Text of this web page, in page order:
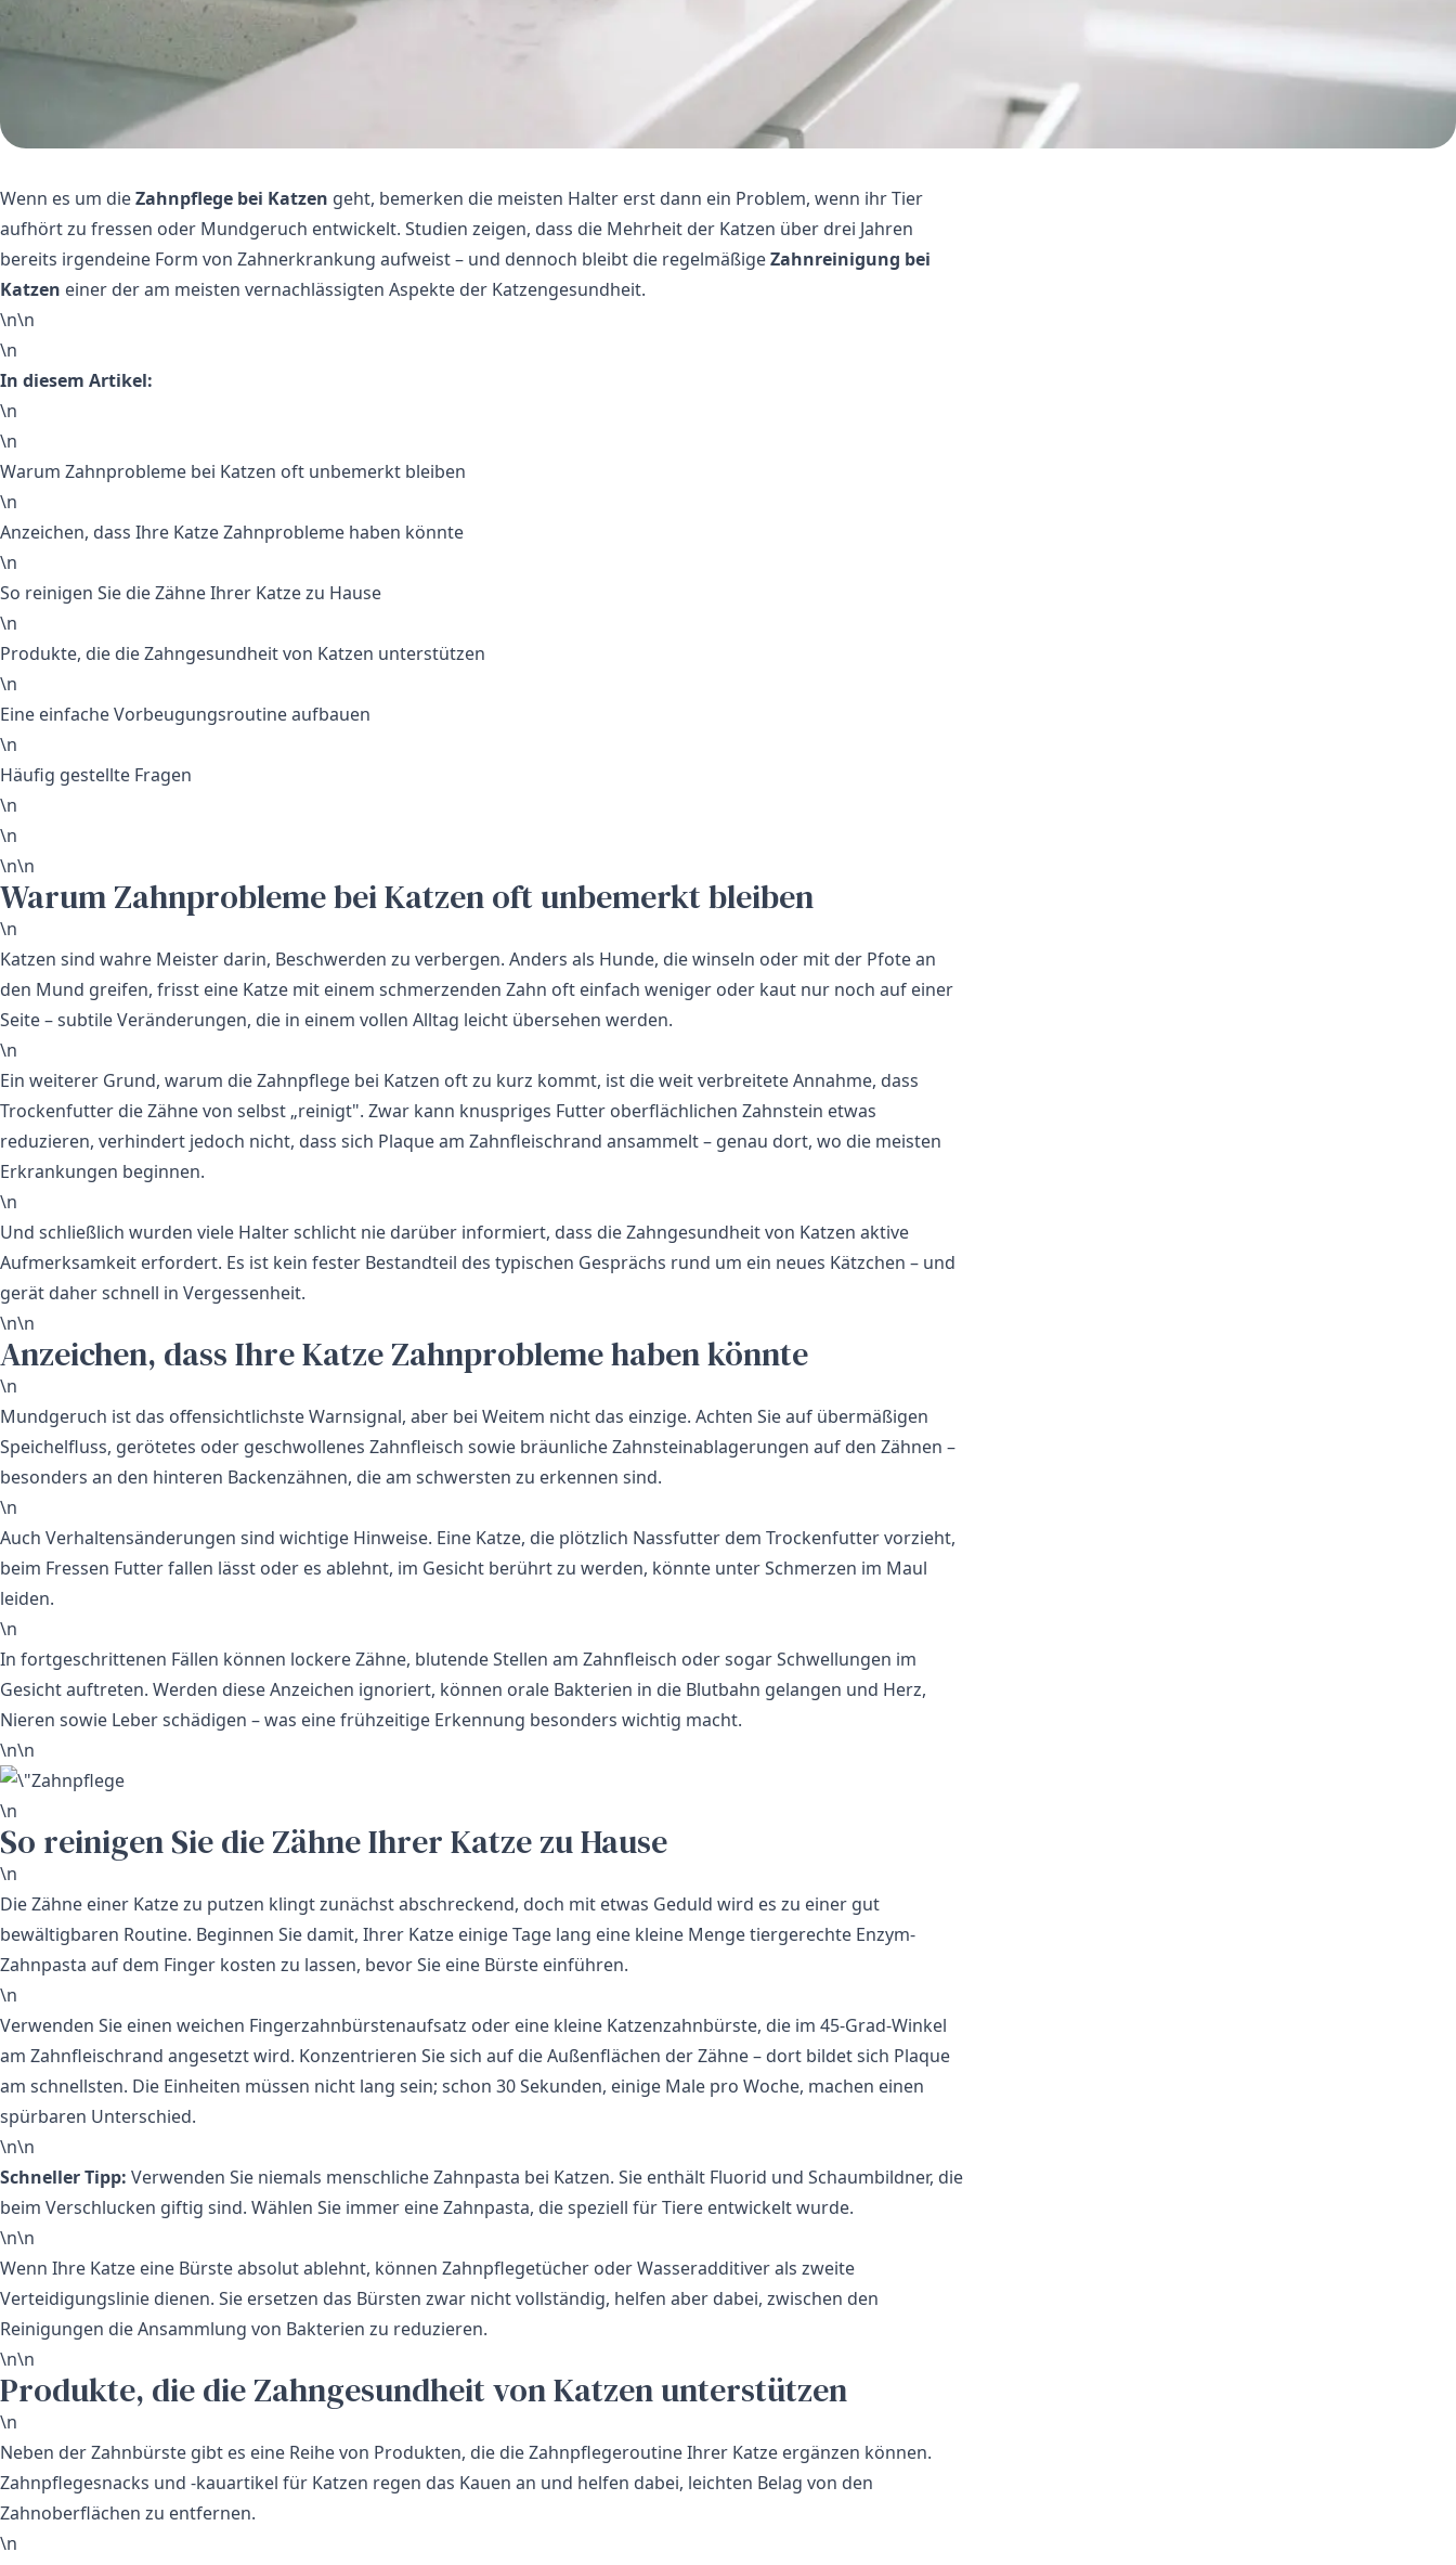
Wenn es um dieZahnpflege bei Katzen geht, bemerken die meisten Halter erst dann ein Problem, wenn ihr Tier
aufhört zu fressen oder Mundgeruch entwickelt. Studien zeigen, dass die Mehrheit der Katzen über drei Jahren
bereits irgendeine Form von Zahnerkrankung aufweist – und dennoch bleibt die regelmäßigeZahnreinigung bei
Katzen einer der am meisten vernachlässigten Aspekte der Katzengesundheit.
\n\n
\n
In diesem Artikel:
\n
\n
Warum Zahnprobleme bei Katzen oft unbemerkt bleiben
\n
Anzeichen, dass Ihre Katze Zahnprobleme haben könnte
\n
So reinigen Sie die Zähne Ihrer Katze zu Hause
\n
Produkte, die die Zahngesundheit von Katzen unterstützen
\n
Eine einfache Vorbeugungsroutine aufbauen
\n
Häufig gestellte Fragen
\n
\n
\n\n
Warum Zahnprobleme bei Katzen oft unbemerkt bleiben
\n
Katzen sind wahre Meister darin, Beschwerden zu verbergen. Anders als Hunde, die winseln oder mit der Pfote an
den Mund greifen, frisst eine Katze mit einem schmerzenden Zahn oft einfach weniger oder kaut nur noch auf einer
Seite – subtile Veränderungen, die in einem vollen Alltag leicht übersehen werden.
\n
Ein weiterer Grund, warum die Zahnpflege bei Katzen oft zu kurz kommt, ist die weit verbreitete Annahme, dass
Trockenfutter die Zähne von selbst „reinigt". Zwar kann knuspriges Futter oberflächlichen Zahnstein etwas
reduzieren, verhindert jedoch nicht, dass sich Plaque am Zahnfleischrand ansammelt – genau dort, wo die meisten
Erkrankungen beginnen.
\n
Und schließlich wurden viele Halter schlicht nie darüber informiert, dass die Zahngesundheit von Katzen aktive
Aufmerksamkeit erfordert. Es ist kein fester Bestandteil des typischen Gesprächs rund um ein neues Kätzchen – und
gerät daher schnell in Vergessenheit.
\n\n
Anzeichen, dass Ihre Katze Zahnprobleme haben könnte
\n
Mundgeruch ist das offensichtlichste Warnsignal, aber bei Weitem nicht das einzige. Achten Sie auf übermäßigen
Speichelfluss, gerötetes oder geschwollenes Zahnfleisch sowie bräunliche Zahnsteinablagerungen auf den Zähnen –
besonders an den hinteren Backenzähnen, die am schwersten zu erkennen sind.
\n
Auch Verhaltensänderungen sind wichtige Hinweise. Eine Katze, die plötzlich Nassfutter dem Trockenfutter vorzieht,
beim Fressen Futter fallen lässt oder es ablehnt, im Gesicht berührt zu werden, könnte unter Schmerzen im Maul
leiden.
\n
In fortgeschrittenen Fällen können lockere Zähne, blutende Stellen am Zahnfleisch oder sogar Schwellungen im
Gesicht auftreten. Werden diese Anzeichen ignoriert, können orale Bakterien in die Blutbahn gelangen und Herz,
Nieren sowie Leber schädigen – was eine frühzeitige Erkennung besonders wichtig macht.
\n\n
\n
So reinigen Sie die Zähne Ihrer Katze zu Hause
\n
Die Zähne einer Katze zu putzen klingt zunächst abschreckend, doch mit etwas Geduld wird es zu einer gut
bewältigbaren Routine. Beginnen Sie damit, Ihrer Katze einige Tage lang eine kleine Menge tiergerechte Enzym-
Zahnpasta auf dem Finger kosten zu lassen, bevor Sie eine Bürste einführen.
\n
Verwenden Sie einen weichen Fingerzahnbürstenaufsatz oder eine kleine Katzenzahnbürste, die im 45-Grad-Winkel
am Zahnfleischrand angesetzt wird. Konzentrieren Sie sich auf die Außenflächen der Zähne – dort bildet sich Plaque
am schnellsten. Die Einheiten müssen nicht lang sein; schon 30 Sekunden, einige Male pro Woche, machen einen
spürbaren Unterschied.
\n\n
Schneller Tipp: Verwenden Sie niemals menschliche Zahnpasta bei Katzen. Sie enthält Fluorid und Schaumbildner, die
beim Verschlucken giftig sind. Wählen Sie immer eine Zahnpasta, die speziell für Tiere entwickelt wurde.
\n\n
Wenn Ihre Katze eine Bürste absolut ablehnt, können Zahnpflegetücher oder Wasseradditiver als zweite
Verteidigungslinie dienen. Sie ersetzen das Bürsten zwar nicht vollständig, helfen aber dabei, zwischen den
Reinigungen die Ansammlung von Bakterien zu reduzieren.
\n\n
Produkte, die die Zahngesundheit von Katzen unterstützen
\n
Neben der Zahnbürste gibt es eine Reihe von Produkten, die die Zahnpflegeroutine Ihrer Katze ergänzen können.
Zahnpflegesnacks und -kauartikel für Katzen regen das Kauen an und helfen dabei, leichten Belag von den
Zahnoberflächen zu entfernen.
\n